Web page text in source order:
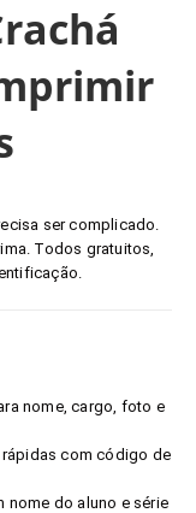
ser complicado.
Todos gratuitos,
nome, cargo, foto e
com código de
nome do aluno e série